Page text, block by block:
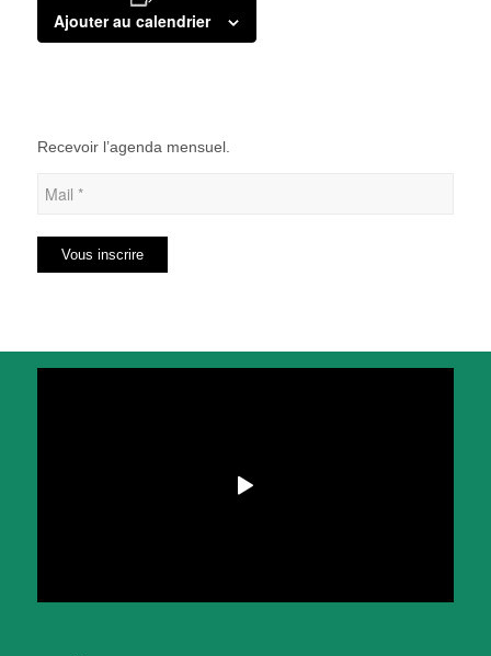
Ajouter au calendrier
Recevoir l’agenda mensuel.